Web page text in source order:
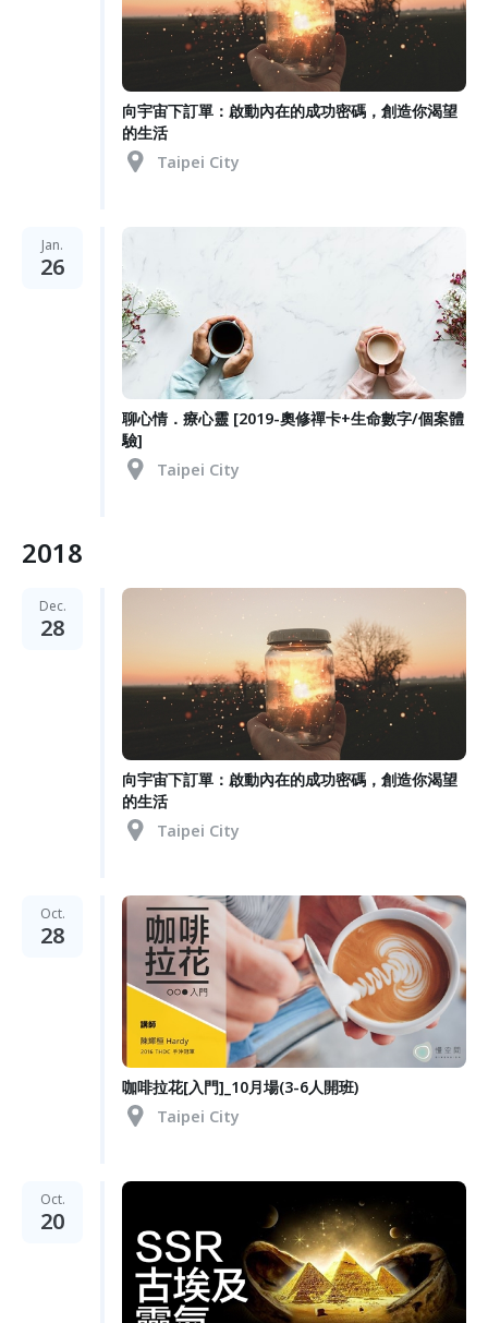
向宇宙下訂單：啟動內在的成功密碼，創造你渴望
的生活
Taipei City
Jan.
26
聊心情．療心靈 [2019-奧修禪卡+生命數字/個案體
驗]
Taipei City
2018
Dec.
28
向宇宙下訂單：啟動內在的成功密碼，創造你渴望
的生活
Taipei City
Oct.
28
咖啡拉花[入門]_10月場(3-6人開班)
Taipei City
Oct.
20